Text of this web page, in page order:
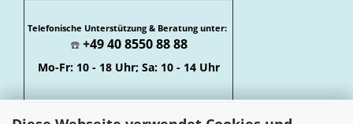
Telefonische Unterstützung & Beratung unter:
☎️ +49 40 8550 88 88
Mo-Fr: 10 - 18 Uhr; Sa: 10 - 14 Uhr